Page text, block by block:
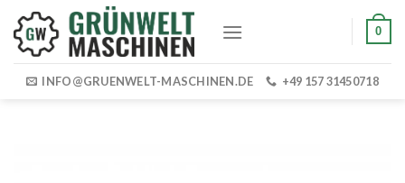
content
0
INFO@GRUENWELT-MASCHINEN.DE +49 157 31450718